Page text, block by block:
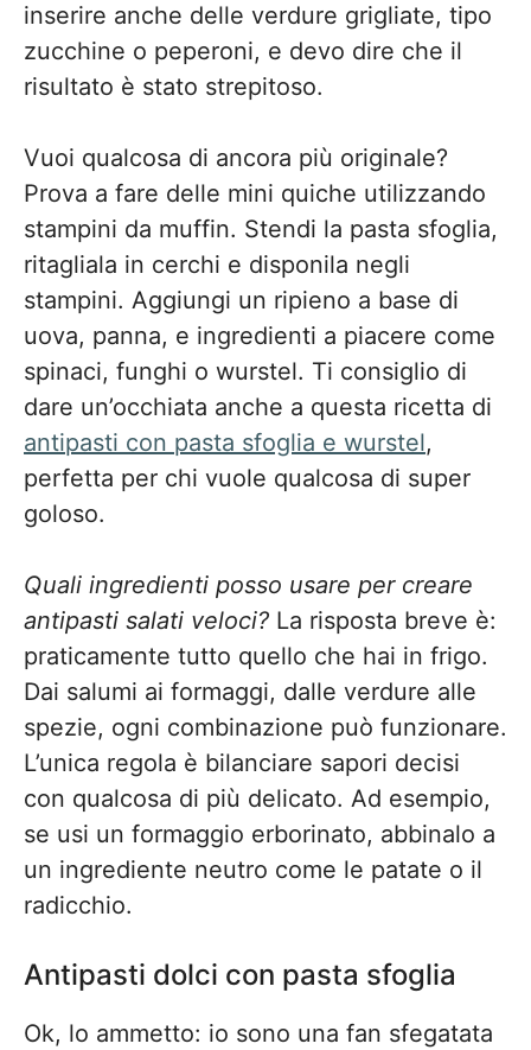
inserire anche delle verdure grigliate, tipo
zucchine o peperoni, e devo dire che il
risultato è stato strepitoso.
Vuoi qualcosa di ancora più originale?
Prova a fare delle mini quiche utilizzando
stampini da muffin. Stendi la pasta sfoglia,
ritagliala in cerchi e disponila negli
stampini. Aggiungi un ripieno a base di
uova, panna, e ingredienti a piacere come
spinaci, funghi o wurstel. Ti consiglio di
dare un’occhiata anche a questa ricetta di
antipasti con pasta sfoglia e wurstel,
perfetta per chi vuole qualcosa di super
goloso.
Quali ingredienti posso usare per creare
antipasti salati veloci? La risposta breve è:
praticamente tutto quello che hai in frigo.
Dai salumi ai formaggi, dalle verdure alle
spezie, ogni combinazione può funzionare.
L’unica regola è bilanciare sapori decisi
con qualcosa di più delicato. Ad esempio,
se usi un formaggio erborinato, abbinalo a
un ingrediente neutro come le patate o il
radicchio.
Antipasti dolci con pasta sfoglia
Ok, lo ammetto: io sono una fan sfegatata